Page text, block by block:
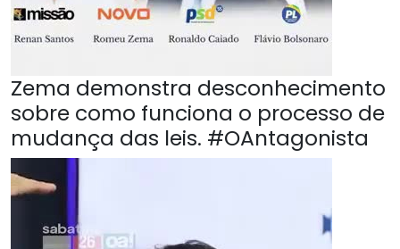
Zema demonstra desconhecimento
sobre como funciona o processo de
mudança das leis. #OAntagonista